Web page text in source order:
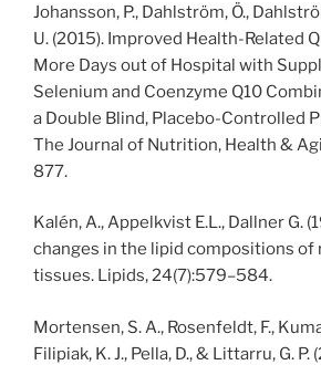
Johansson, P., Dahlström, Ö.,
U. (2015). Improved Health-Related
More Days out of Hospital with
Selenium and Coenzyme Q10
a Double Blind, Placebo-Controlled
The Journal of Nutrition, Health &
877.
Kalén, A., Appelkvist E.L., Dallner G.
changes in the lipid compositions of
tissues. Lipids, 24(7):579–584.
Mortensen, S. A., Rosenfeldt, F.,
Filipiak, K. J., Pella, D., & Littarru, G.